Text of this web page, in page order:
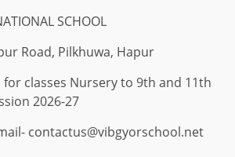
SCHOOL
Road, Pilkhuwa, Hapur
classes Nursery to 9th and 11th
2026-27
contactus@vibgyorschool.net